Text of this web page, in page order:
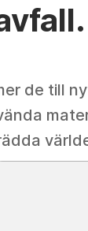
de till